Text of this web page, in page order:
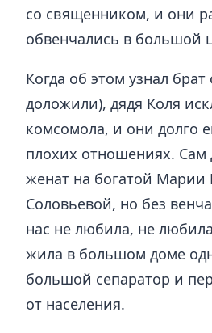
со священником, и они
обвенчались в большой
Когда об этом узнал брат
доложили), дядя Коля
комсомола, и они долго
плохих отношениях. Сам
женат на богатой Марии
Соловьевой, но без
нас не любила, не
жила в большом доме
большой сепаратор и
от населения.